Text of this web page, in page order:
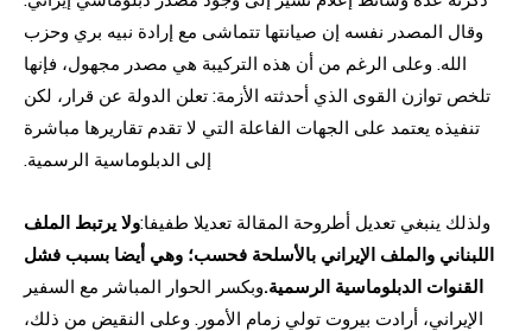
وقال المصدر نفسه إن صيانتها تتماشى مع إرادة نبيه بري وحزب
الله. وعلى الرغم من أن هذه التركيبة هي مصدر مجهول، فإنها
تلخص توازن القوى الذي أحدثته الأزمة: تعلن الدولة عن قرار، لكن
تنفيذه يعتمد على الجهات الفاعلة التي لا تقدم تقاريرها مباشرة
إلى الدبلوماسية الرسمية.
ولذلك ينبغي تعديل أطروحة المقالة تعديلا طفيفا:ولا يرتبط الملف
اللبناني والملف الإيراني بالأسلحة فحسب؛ وهي أيضا بسبب فشل
القنوات الدبلوماسية الرسمية.وبكسر الحوار المباشر مع السفير
الإيراني، أرادت بيروت تولي زمام الأمور. وعلى النقيض من ذلك،